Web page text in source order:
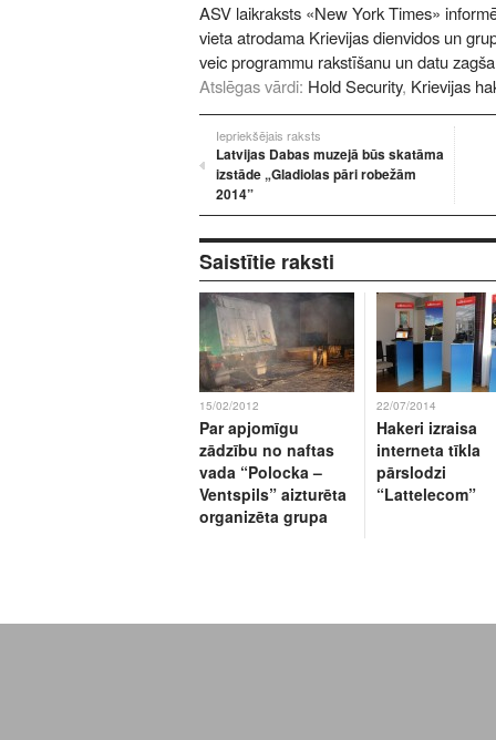
ASV laikraksts «New York Times»
vieta atrodama Krievijas dienvidos un
veic programmu rakstīšanu un datu
Atslēgas vārdi: Hold Security, Krievijas
Iepriekšējais raksts
Latvijas Dabas muzejā būs skatāma
izstāde „Gladiolas pāri robežām
2014”
Saistītie raksti
15/02/2012
Par apjomīgu
zādzību no naftas
vada “Polocka –
Ventspils” aizturēta
organizēta grupa
22/07/2014
Hakeri izraisa
interneta tīkla
pārslodzi
“Lattelecom”